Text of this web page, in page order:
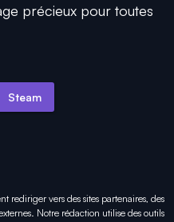
précieux pour toutes
Steam
rediriger vers des sites partenaires, des
Notre rédaction utilise des outils